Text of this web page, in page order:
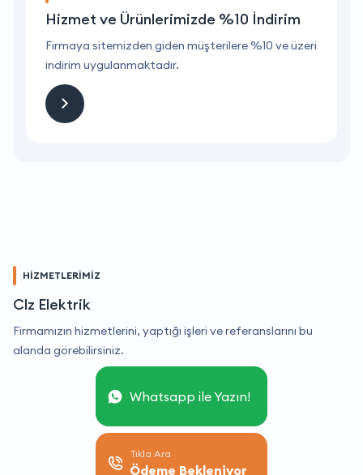
Hizmet ve Ürünlerimizde %10 İndirim
Firmaya sitemizden giden müşterilere %10 ve üzeri
indirim uygulanmaktadır.
HİZMETLERİMİZ
Clz Elektrik
Firmamızın hizmetlerini, yaptığı işleri ve referanslarını bu
alanda görebilirsiniz.
Whatsapp ile Yazın!
Tıkla Ara
Ödeme Bekleniyor